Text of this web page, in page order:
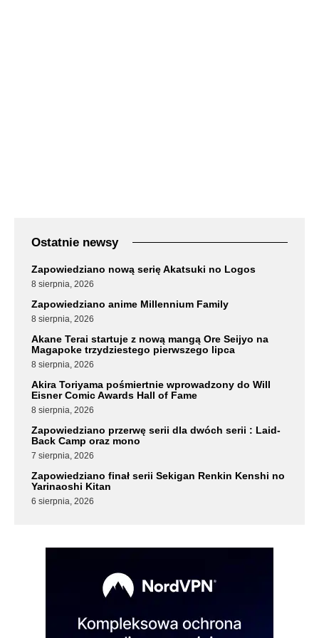
Ostatnie newsy
Zapowiedziano nową serię Akatsuki no Logos
8 sierpnia, 2026
Zapowiedziano anime Millennium Family
8 sierpnia, 2026
Akane Terai startuje z nową mangą Ore Seijyo na
Magapoke trzydziestego pierwszego lipca
8 sierpnia, 2026
Akira Toriyama pośmiertnie wprowadzony do Will
Eisner Comic Awards Hall of Fame
8 sierpnia, 2026
Zapowiedziano przerwę serii dla dwóch serii : Laid-
Back Camp oraz mono
7 sierpnia, 2026
Zapowiedziano finał serii Sekigan Renkin Kenshi no
Yarinaoshi Kitan
6 sierpnia, 2026